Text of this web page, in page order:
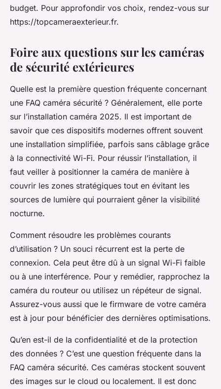
budget. Pour approfondir vos choix, rendez-vous sur
https://topcameraexterieur.fr.
Foire aux questions sur les caméras
de sécurité extérieures
Quelle est la première question fréquente concernant
une FAQ caméra sécurité ? Généralement, elle porte
sur l’installation caméra 2025. Il est important de
savoir que ces dispositifs modernes offrent souvent
une installation simplifiée, parfois sans câblage grâce
à la connectivité Wi-Fi. Pour réussir l’installation, il
faut veiller à positionner la caméra de manière à
couvrir les zones stratégiques tout en évitant les
sources de lumière qui pourraient gêner la visibilité
nocturne.
Comment résoudre les problèmes courants
d’utilisation ? Un souci récurrent est la perte de
connexion. Cela peut être dû à un signal Wi-Fi faible
ou à une interférence. Pour y remédier, rapprochez la
caméra du routeur ou utilisez un répéteur de signal.
Assurez-vous aussi que le firmware de votre caméra
est à jour pour bénéficier des dernières optimisations.
Qu’en est-il de la confidentialité et de la protection
des données ? C’est une question fréquente dans la
FAQ caméra sécurité. Ces caméras stockent souvent
des images sur le cloud ou localement. Il est donc